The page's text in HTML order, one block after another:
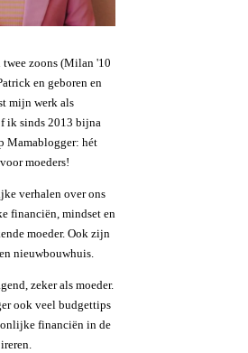
zoons (Milan '10
en geboren en
mijn werk als
ik sinds 2013 bijna
Mamablogger: hét
moeders!
verhalen over ons
financiën, mindset en
moeder. Ook zijn
nieuwbouwhuis.
zeker als moeder.
ook veel budgettips
financiën in de